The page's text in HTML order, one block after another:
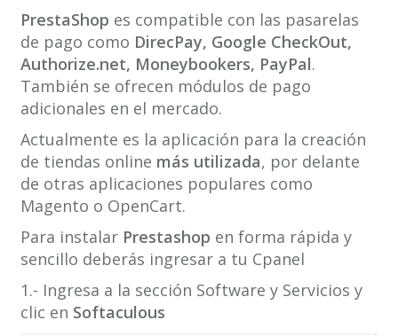
PrestaShop es compatible con las pasarelas
de pago como DirecPay, Google CheckOut,
Authorize.net, Moneybookers, PayPal.
También se ofrecen módulos de pago
adicionales en el mercado.
Actualmente es la aplicación para la creación
de tiendas online más utilizada, por delante
de otras aplicaciones populares como
Magento o OpenCart.
Para instalar Prestashop en forma rápida y
sencillo deberás ingresar a tu Cpanel
1.- Ingresa a la sección Software y Servicios y
clic en Softaculous